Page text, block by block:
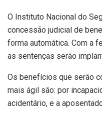
O Instituto Nacional do
concessão judicial de
forma automática. Com a
as sentenças serão
Os benefícios que serão
mais ágil são: por
acidentário, e a